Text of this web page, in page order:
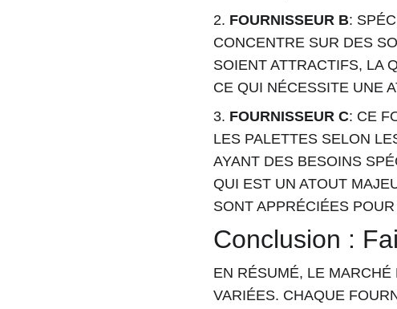
2. FOURNISSEUR B:
CONCENTRE SUR DES
SOIENT ATTRACTIFS, LA
CE QUI NÉCESSITE UNE
3. FOURNISSEUR C: CE
LES PALETTES SELON
AYANT DES BESOINS
QUI EST UN ATOUT
SONT APPRÉCIÉES
Conclusion :
EN RÉSUMÉ, LE
VARIÉES. CHAQUE